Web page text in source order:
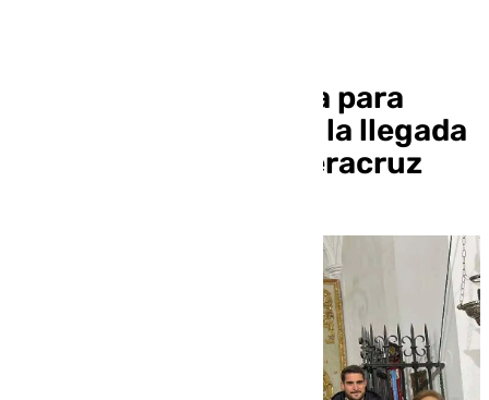
Antequera se prepara para
celebrar 500 años de la llegada
de la cofradía de la Veracruz